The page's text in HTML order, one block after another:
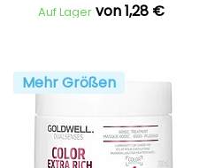
Auf Lager von 1,28 €
Mehr Größen